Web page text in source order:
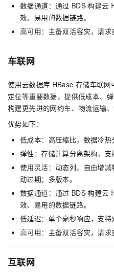
数据通道：通过 BDS 构建云
效、易用的数据链路。
高可用：主备双活容灾，请
车联网
使用云数据库 HBase 存储车联网
定位等重要数据，提供低成本、
构建更先进的网约车、物流运输
优势如下：
低成本：高压缩比，数据冷热
弹性：存储计算分离架构，支
使用灵活：动态列，自由增
动过期；多版本。
数据通道：通过 BDS 构建云
效、易用的数据链路。
低延迟：单个毫秒响应，支持
高可用：主备双活容灾，请
互联网